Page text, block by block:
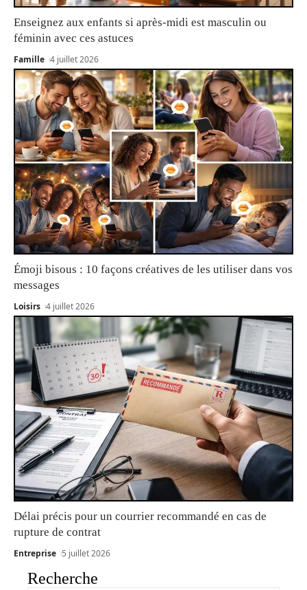
Enseignez aux enfants si après-midi est masculin ou
féminin avec ces astuces
Famille 4 juillet 2026
Émoji bisous : 10 façons créatives de les utiliser dans vos
messages
Loisirs 4 juillet 2026
Délai précis pour un courrier recommandé en cas de
rupture de contrat
Entreprise 5 juillet 2026
Recherche